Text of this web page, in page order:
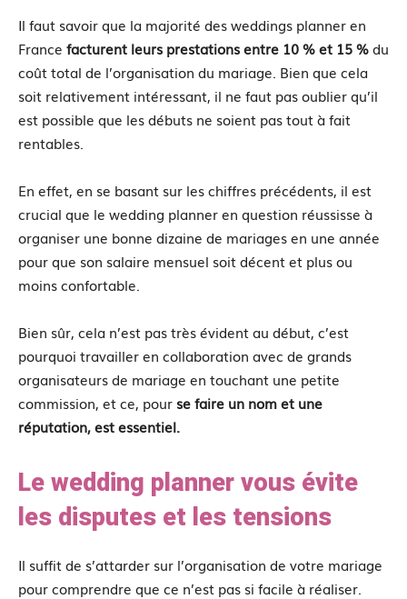
Il faut savoir que la majorité des weddings planner en
France facturent leurs prestations entre 10 % et 15 %du
coût total de l’organisation du mariage. Bien que cela
soit relativement intéressant, il ne faut pas oublier qu’il
est possible que les débuts ne soient pas tout à fait
rentables.
En effet, en se basant sur les chiffres précédents, il est
crucial que le wedding planner en question réussisse à
organiser une bonne dizaine de mariages en une année
pour que son salaire mensuel soit décent et plus ou
moins confortable.
Bien sûr, cela n’est pas très évident au début, c’est
pourquoi travailler en collaboration avec de grands
organisateurs de mariage en touchant une petite
commission, et ce, pour se faire un nom et une
réputation, est essentiel.
Le wedding planner vous évite
les disputes et les tensions
Il suffit de s’attarder sur l’organisation de votre mariage
pour comprendre que ce n’est pas si facile à réaliser.